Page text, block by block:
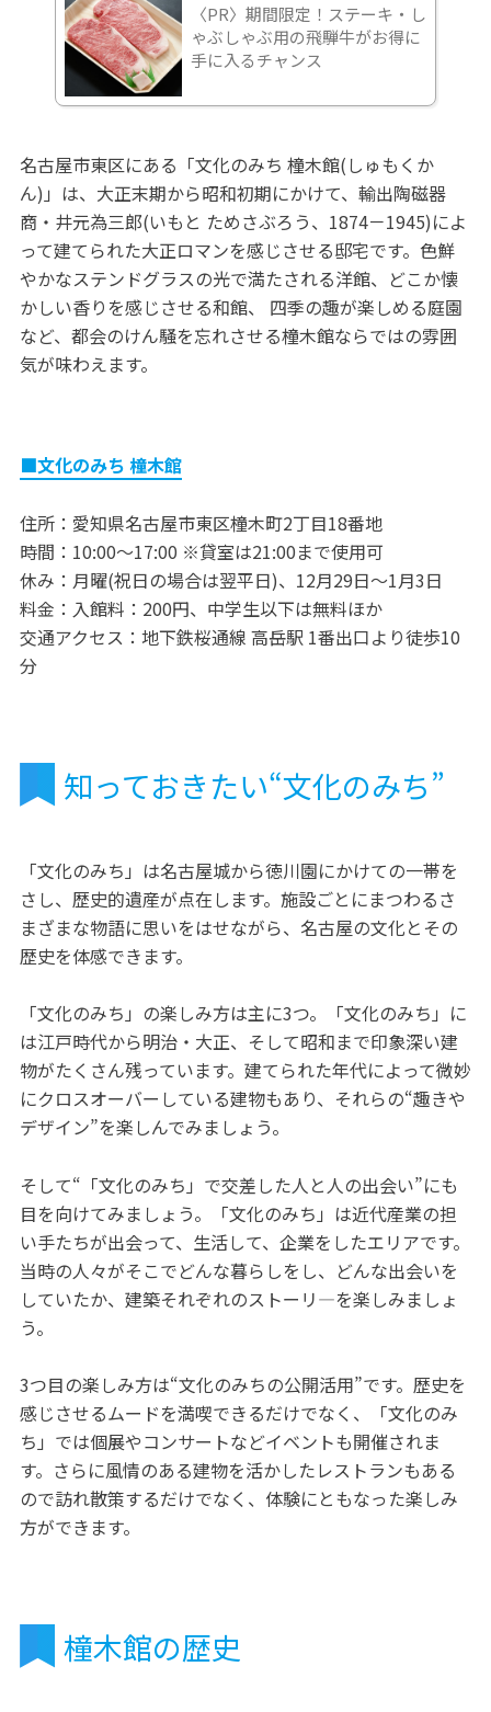
〈PR〉期間限定！ステーキ・し
ゃぶしゃぶ用の飛騨牛がお得に
手に入るチャンス
名古屋市東区にある「文化のみち 橦木館(しゅもくか
ん)」は、大正末期から昭和初期にかけて、輸出陶磁器
商・井元為三郎(いもと ためさぶろう、1874－1945)によ
って建てられた大正ロマンを感じさせる邸宅です。色鮮
やかなステンドグラスの光で満たされる洋館、どこか懐
かしい香りを感じさせる和館、 四季の趣が楽しめる庭園
など、都会のけん騒を忘れさせる橦木館ならではの雰囲
気が味わえます。
■文化のみち 橦木館
住所：愛知県名古屋市東区橦木町2丁目18番地
時間：10:00～17:00 ※貸室は21:00まで使用可
休み：月曜(祝日の場合は翌平日)、12月29日～1月3日
料金：入館料：200円、中学生以下は無料ほか
交通アクセス：地下鉄桜通線 高岳駅 1番出口より徒歩10
分
知っておきたい“文化のみち”
「文化のみち」は名古屋城から徳川園にかけての一帯を
さし、歴史的遺産が点在します。施設ごとにまつわるさ
まざまな物語に思いをはせながら、名古屋の文化とその
歴史を体感できます。
「文化のみち」の楽しみ方は主に3つ。「文化のみち」に
は江戸時代から明治・大正、そして昭和まで印象深い建
物がたくさん残っています。建てられた年代によって微妙
にクロスオーバーしている建物もあり、それらの“趣きや
デザイン”を楽しんでみましょう。
そして“「文化のみち」で交差した人と人の出会い”にも
目を向けてみましょう。「文化のみち」は近代産業の担
い手たちが出会って、生活して、企業をしたエリアです。
当時の人々がそこでどんな暮らしをし、どんな出会いを
していたか、建築それぞれのストーリ―を楽しみましょ
う。
3つ目の楽しみ方は“文化のみちの公開活用”です。歴史を
感じさせるムードを満喫できるだけでなく、「文化のみ
ち」では個展やコンサートなどイベントも開催されま
す。さらに風情のある建物を活かしたレストランもある
ので訪れ散策するだけでなく、体験にともなった楽しみ
方ができます。
橦木館の歴史